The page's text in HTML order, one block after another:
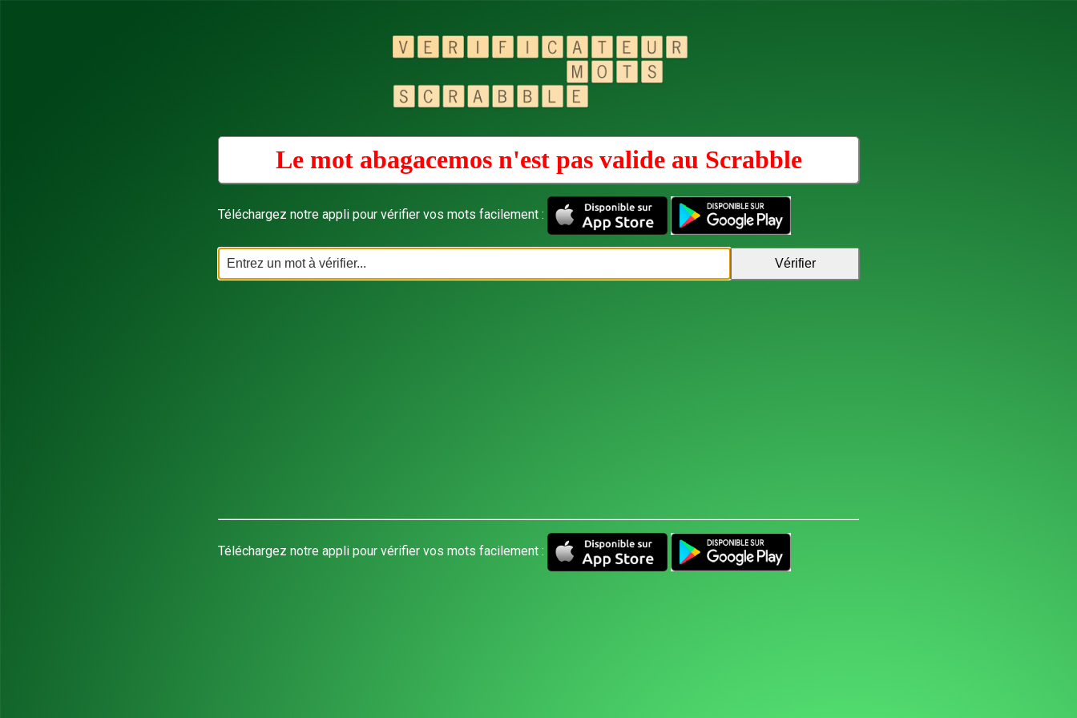
Le mot abagacemos n'est pas valide au Scrabble
Téléchargez notre appli pour vérifier vos mots facilement :
Téléchargez notre appli pour vérifier vos mots facilement :